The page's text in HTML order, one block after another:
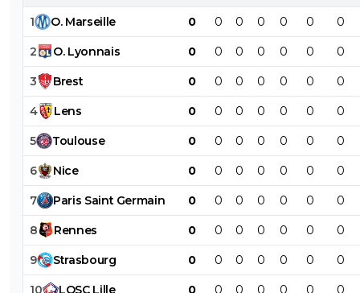
1 O. Marseille 0 0 0 0 0 0 0
2 O. Lyonnais 0 0 0 0 0 0 0
3 Brest 0 0 0 0 0 0 0
4 Lens 0 0 0 0 0 0 0
5 Toulouse 0 0 0 0 0 0 0
6 Nice 0 0 0 0 0 0 0
7 Paris Saint Germain 0 0 0 0 0 0 0
8 Rennes 0 0 0 0 0 0 0
9 Strasbourg 0 0 0 0 0 0 0
10 LOSC Lille 0 0 0 0 0 0 0